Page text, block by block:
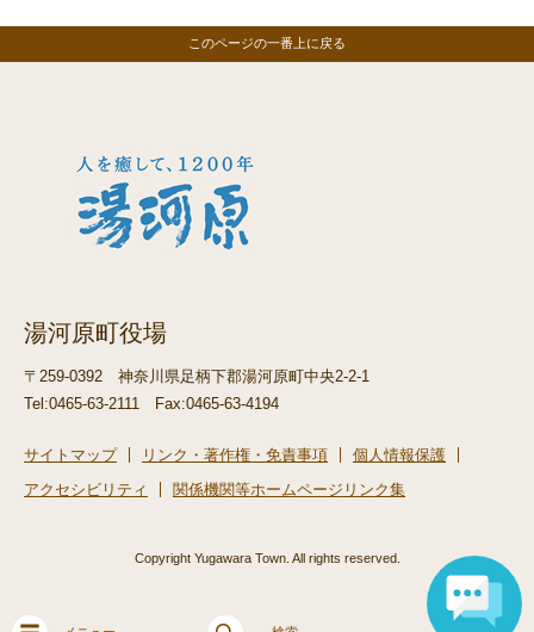
このページの一番上に戻る
湯河原町役場
〒259-0392
神奈川県足柄下郡湯河原町中央2-2-1
Tel:0465-63-2111
Fax:0465-63-4194
サイトマップ リンク・著作権・免責事項
個人情報保護
アクセシビリティ
関係機関等ホームページリンク集
Copyright Yugawara Town. All rights reserved.